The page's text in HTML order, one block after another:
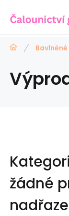
žádné